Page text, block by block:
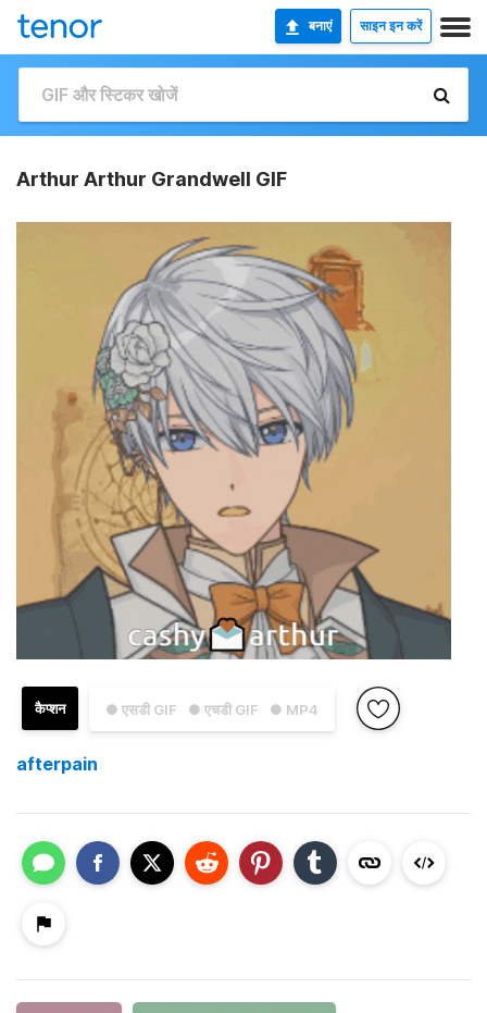
बनाएं साइन इन करें
Arthur Arthur Grandwell GIF
● एसडी GIF ● एचडी GIF ● MP4
कैप्शन
afterpain